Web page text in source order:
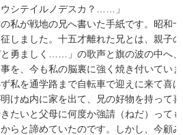
シテイルノデスカ？……」
私が戦地の兄へ書いた手紙です。昭和
しました。十五才離れた兄とは、親子
勇ましく……」の歌声と旗の波の中へ
を、今も私の脳裏に強く焼き付いてい
私を通学路まで自転車で迎えに来て喜
けぬ内に家を出て、兄の好物を持って
たいと父母に何度か強請（ねだ）って
らと諦めていたのです。しかし、今顧